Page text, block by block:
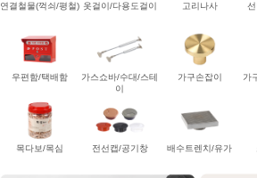
연결철물(꺽쇠/평철) 옷걸이/다용도걸이 고리나사
우편함/택배함
가스쇼바/수대/스테
이
가구손잡이 가
목다보/목심 전선캡/공기창 배수트렌치/유가